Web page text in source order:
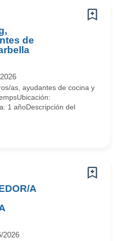
de
as, ayudantes de cocina y
1 añoDescripción del
A
2026